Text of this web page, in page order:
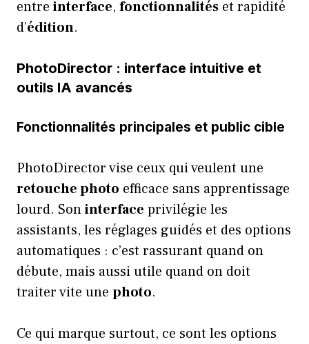
entre interface, fonctionnalités et rapidité
d’édition.
PhotoDirector : interface intuitive et
outils IA avancés
Fonctionnalités principales et public cible
PhotoDirector vise ceux qui veulent une
retouche photo efficace sans apprentissage
lourd. Soninterface privilégie les
assistants, les réglages guidés et des options
automatiques : c’est rassurant quand on
débute, mais aussi utile quand on doit
traiter vite une photo.
Ce qui marque surtout, ce sont les options